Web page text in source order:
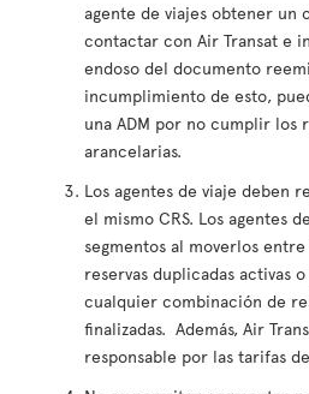
agente de viajes obtener un
contactar con Air Transat e
endoso del documento
incumplimiento de esto,
una ADM por no cumplir los
arancelarias.
Los agentes de viaje deben
el mismo CRS. Los agentes
segmentos al moverlos
reservas duplicadas activas
cualquier combinación de
finalizadas. Además, Air
responsable por las tarifas